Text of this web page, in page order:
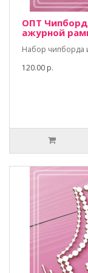
ОПТ
ажурной
Набор чипборда
120.00 р.